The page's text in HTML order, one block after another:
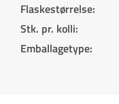
Flaskestørrelse:
Stk. pr. kolli:
Emballagetype: